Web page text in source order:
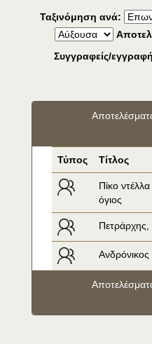
Ταξινόμηση ανά:
Συγγραφείς/
Τύπος Τίτλος
Πίκο
όγιος
Πετράρχης,
Ανδρόνικος